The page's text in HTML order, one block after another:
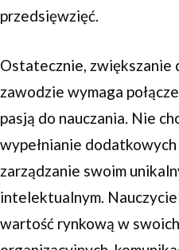
przedsięwzięć.
Ostatecznie, zwiększanie
zawodzie wymaga
pasją do nauczania. Nie
wypełnianie
zarządzanie swoim
intelektualnym.
wartość rynkową w